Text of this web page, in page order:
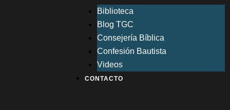
Biblioteca
Blog TGC
Consejería Bíblica
Confesión Bautista
Videos
CONTACTO